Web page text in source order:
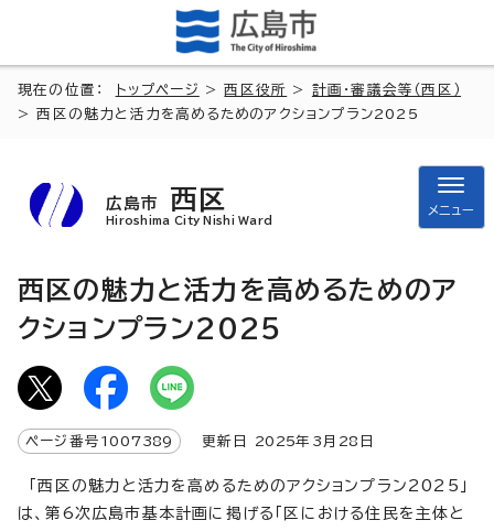
現在の位置： トップページ >西区役所 > 計画・審議会等（西区）
> 西区の魅力と活力を高めるためのアクションプラン2025
広島市 西区
Hiroshima City Nishi Ward
メニュー
西区の魅力と活力を高めるためのア
クションプラン2025
ページ番号 1007389 更新日 2025年3月 28 日
「西区の魅力と活力を高めるためのアクションプラン2025」
は、第6次広島市基本計画に掲げる「区における住民を主体と